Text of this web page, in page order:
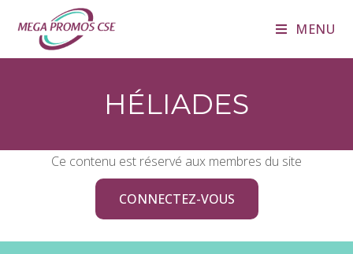
MENU
HÉLIADES
Ce contenu est réservé aux membres du site
CONNECTEZ-VOUS